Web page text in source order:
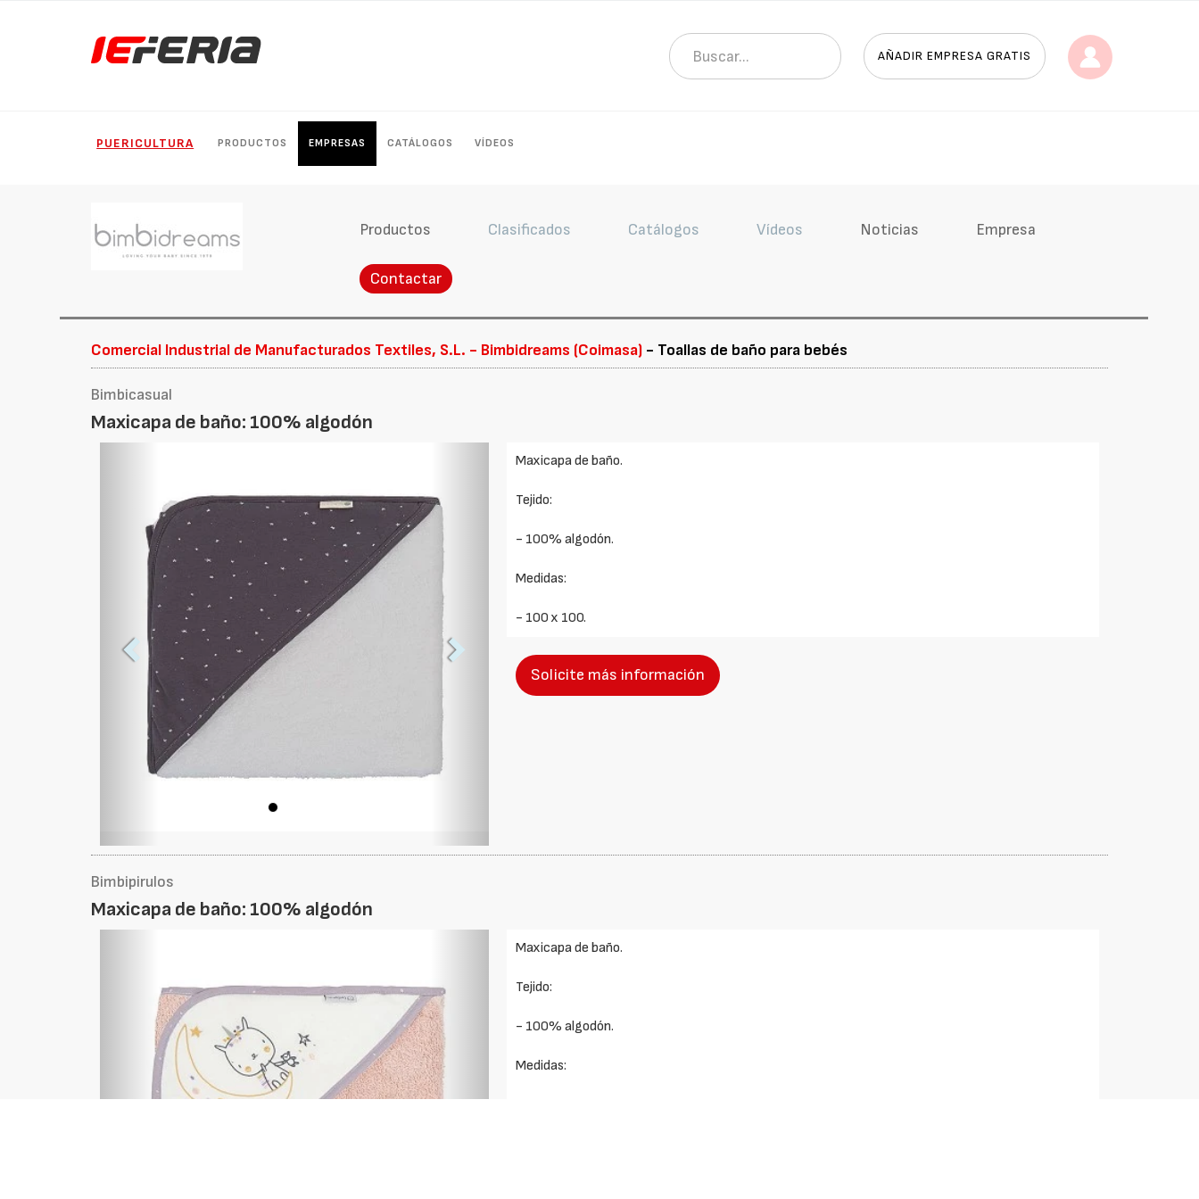
AÑADIR EMPRESA GRATIS
PUERICULTURA PRODUCTOS EMPRESAS CATÁLOGOS VÍDEOS
Productos Clasificados Catálogos Vídeos Noticias Empresa
Contactar
Comercial Industrial de Manufacturados Textiles, S.L. - Bimbidreams (Coimasa) - Toallas de baño para bebés
Bimbicasual
Maxicapa de baño: 100% algodón
Maxicapa de baño.
Tejido:
- 100% algodón.
Medidas:
- 100 x 100.
Solicite más información
Bimbipirulos
Maxicapa de baño: 100% algodón
Maxicapa de baño.
Tejido:
- 100% algodón.
Medidas: